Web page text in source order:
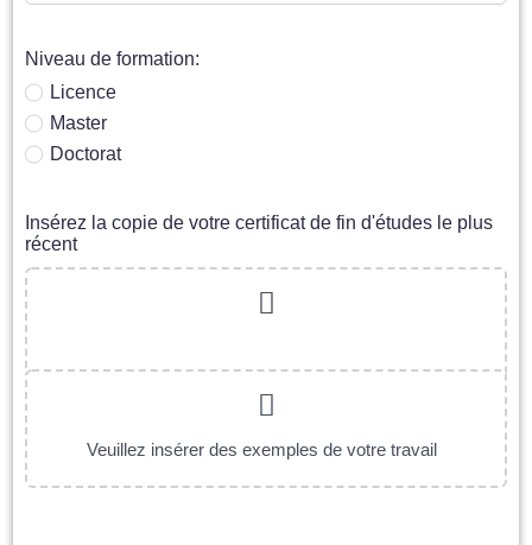
Niveau de formation:
Licence
Master
Doctorat
Insérez la copie de votre certificat de fin d'études le plus
récent